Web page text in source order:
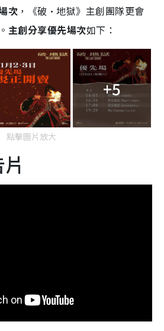
次 ，《破·地獄》主創團隊更會
主創分享優先場次如下：
+5
點擊圖片放大